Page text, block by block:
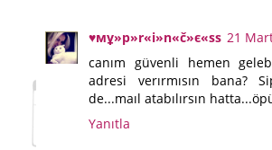
♥мұ»p»r«i»n«č»є«ss 21
canım güvenli hemen
adresi verırmısın bana?
de...maıl atabılırsın
Yanıtla